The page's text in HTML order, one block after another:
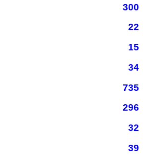
300
22
15
34
735
296
32
39